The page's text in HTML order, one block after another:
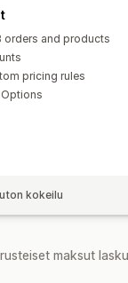
orders and products
pricing rules
kokeilu
maksut